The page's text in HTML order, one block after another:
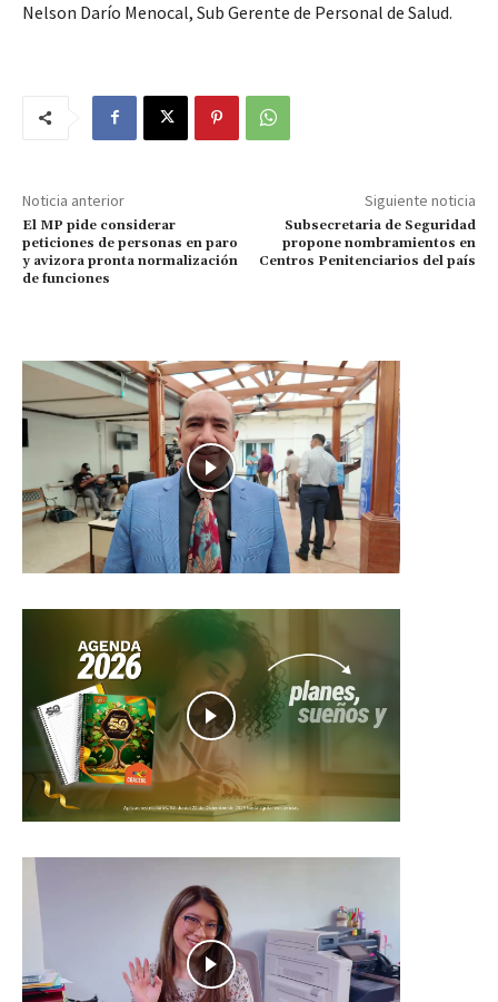
Nelson Darío Menocal, Sub Gerente de Personal de Salud.
Noticia anterior
El MP pide considerar
peticiones de personas en paro
y avizora pronta normalización
de funciones
Siguiente noticia
Subsecretaria de Seguridad
propone nombramientos en
Centros Penitenciarios del país